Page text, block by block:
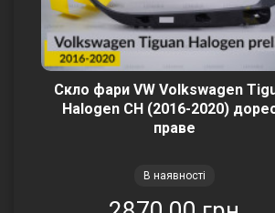
Скло фари VW Volkswagen
Halogen CH (2016-2020)
праве
В наявності